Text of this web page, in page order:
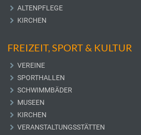
ALTENPFLEGE
KIRCHEN
FREIZEIT, SPORT & KULTUR
VEREINE
SPORTHALLEN
SCHWIMMBÄDER
MUSEEN
KIRCHEN
VERANSTALTUNGSSTÄTTEN